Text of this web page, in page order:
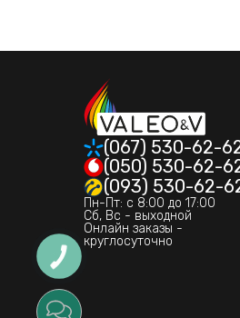
(067) 530-62-
(050) 530-62-
(093) 530-62-
Пн-Пт: с 8:00 до 17:00
Сб, Вс - выходной
Онлайн заказы -
круглосуточно